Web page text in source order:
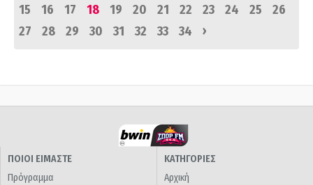
15
16 17 18 19 20 21 22 23 24 25
26
27
28 29 30 31 32 33 34 ›
ΠΟΙΟΙ ΕΙΜΑΣΤΕ
Πρόγραμμα
ΚΑΤΗΓΟΡΙΕΣ
Αρχική